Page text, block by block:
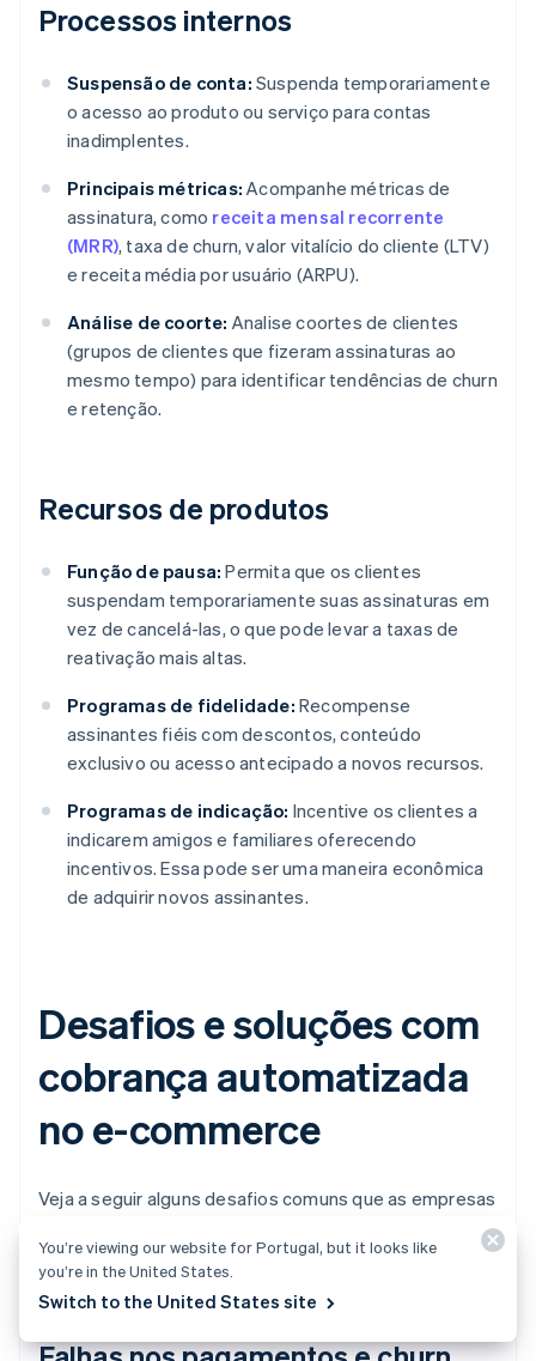
Processos internos
Suspensão de conta: Suspenda temporariamente
o acesso ao produto ou serviço para contas
inadimplentes.
Principais métricas: Acompanhe métricas de
assinatura, como receita mensal recorrente
(MRR), taxa de churn, valor vitalício do cliente (LTV)
e receita média por usuário (ARPU).
Análise de coorte: Analise coortes de clientes
(grupos de clientes que fizeram assinaturas ao
mesmo tempo) para identificar tendências de churn
e retenção.
Recursos de produtos
Função de pausa: Permita que os clientes
suspendam temporariamente suas assinaturas em
vez de cancelá-las, o que pode levar a taxas de
reativação mais altas.
Programas de fidelidade: Recompense
assinantes fiéis com descontos, conteúdo
exclusivo ou acesso antecipado a novos recursos.
Programas de indicação: Incentive os clientes a
indicarem amigos e familiares oferecendo
incentivos. Essa pode ser uma maneira econômica
de adquirir novos assinantes.
Desafios e soluções com
cobrança automatizada
no e-commerce
Veja a seguir alguns desafios comuns que as empresas
commerce e ideias de como combatê-los.
You’re viewing our website for Portugal, but it looks like
you’re in the United States.
Switch to the United States site